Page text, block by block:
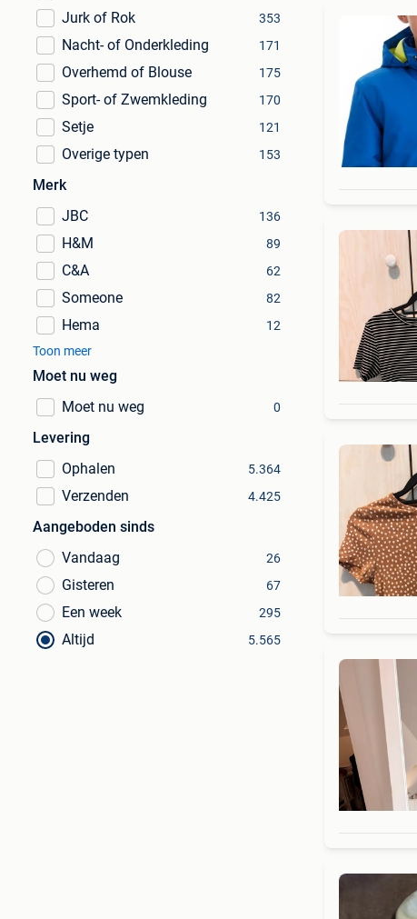
Jurk of Rok 353
Nacht- of Onderkleding 171
Overhemd of Blouse 175
Sport- of Zwemkleding 170
Setje 121
Overige typen 153
Merk
JBC
136
H&M 89
C&A 62
Someone 82
Hema
12
Toon meer
Moet nu weg
Moet nu weg
0
Levering
Ophalen
5.364
Verzenden 4.425
Aangeboden sinds
Vandaag
26
Gisteren 67
Een week 295
Altijd 5.565